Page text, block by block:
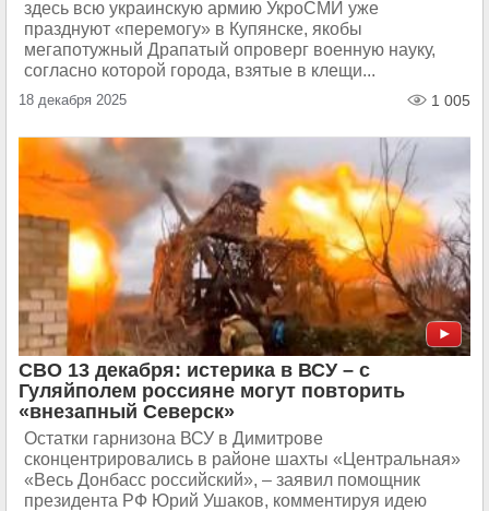
здесь всю украинскую армию УкроСМИ уже
празднуют «перемогу» в Купянске, якобы
мегапотужный Драпатый опроверг военную науку,
согласно которой города, взятые в клещи...
18 декабря 2025 1 005
СВО 13 декабря: истерика в ВСУ – с
Гуляйполем россияне могут повторить
«внезапный Северск»
Остатки гарнизона ВСУ в Димитрове
сконцентрировались в районе шахты «Центральная»
«Весь Донбасс российский», – заявил помощник
президента РФ Юрий Ушаков, комментируя идею